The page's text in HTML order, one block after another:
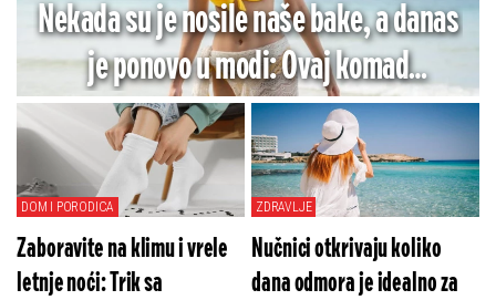
Nekada su je nosile naše bake, a danas
je ponovo u modi: Ovaj komad
garderobe je hit leta
DOM I PORODICA
Zaboravite na klimu i vrele
letnje noći: Trik sa
ZDRAVLJE
Nučnici otkrivaju koliko
dana odmora je idealno za